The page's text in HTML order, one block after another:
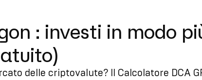
: investi in modo
delle criptovalute? Il Calcolatore DCA